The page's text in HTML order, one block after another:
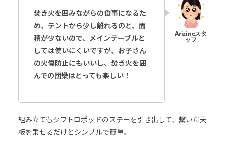
焚き火を囲みながらの食事になるた
め、テントから少し離れるのと、面
積が少ないので、メインテーブルと
しては使いにくいですが、お子さん
の火傷防止にもいいし、焚き火を囲
んでの団欒はとっても楽しい！
組み立てもクワトロポッドのステーを引き出して、繋いだ天
板を乗せるだけとシンプルで簡単。